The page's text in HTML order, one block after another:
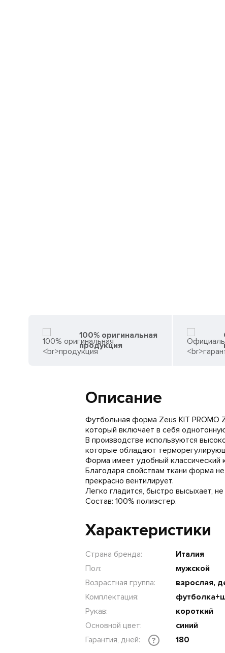
100% оригинальная
продукция
Описание
Футбольная форма Zeus KIT PROMO
который включает в себя
В производстве используются
которые обладают
Форма имеет удобный классический
Благодаря свойствам ткани форма
прекрасно вентилирует.
Легко гладится, быстро высыхает,
Состав: 100% полиэстер.
Характеристики
Страна бренда:
Италия
Пол:
мужской
Возрастная группа:
взрослая,
Комплектация:
Рукав:
короткий
Основной цвет:
синий
Гарантия, дней:
? 180